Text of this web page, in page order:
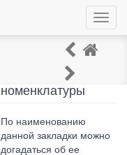
Штрихкоды
номенклатуры
По наименованию
данной закладки можно
догадаться об ее